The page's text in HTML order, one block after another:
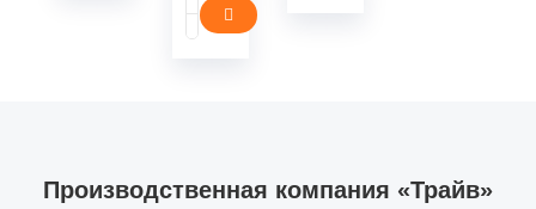
Производственная компания «Трайв»